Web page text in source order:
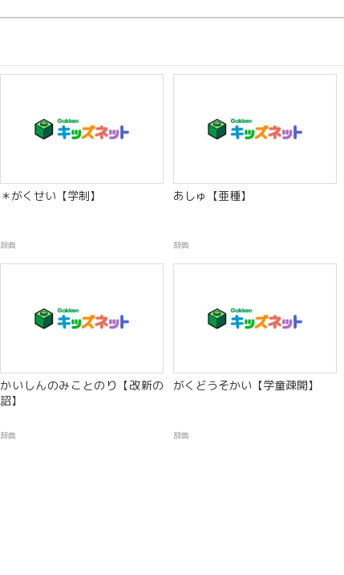
＊がくせい【学制】
辞典
あしゅ【亜種】
辞典
かいしんのみことのり【改新の
詔】
辞典
がくどうそかい【学童疎開】
辞典